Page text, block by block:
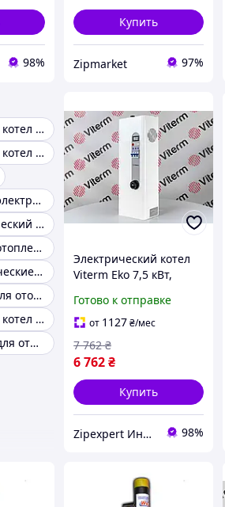
98%
Купить
Zipmarket 97%
Электрический котел для дома 100м2
Электрический котел для дома
Экономичный электрический котел
Котел электрический 2 квт
Электрокотлы отопления для частных домов
Котлы электрические однофазные
Электрокотел для отопления дома
Электрический котел для квартиры
Электро котел для отопления
Электрический котел
Viterm Eko 7,5 кВт,
электрокотел,
энергосберегающий
отопитель
Готово к отправке
от 1127₴/мес
6 762₴
7 762 ₴
Купить
Zipexpert Интернет-магазин по продаже ювелирных украшений и всего еще 98%